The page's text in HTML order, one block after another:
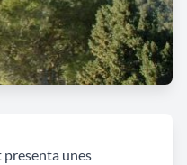
unes